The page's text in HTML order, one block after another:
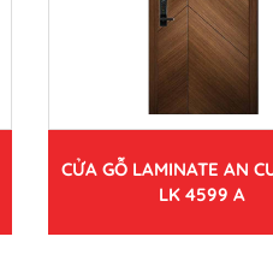
CỬA GỖ LAMINATE AN
LK 4599 A